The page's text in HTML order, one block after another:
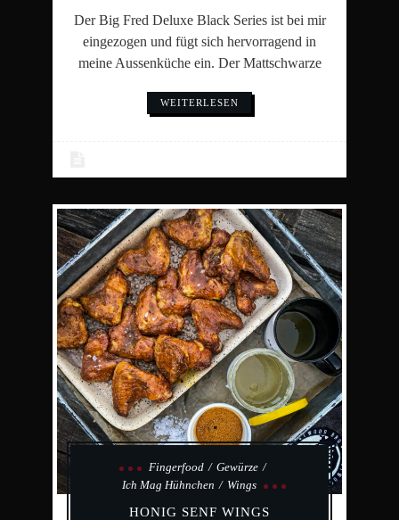
Der Big Fred Deluxe Black Series ist bei mir
eingezogen und fügt sich hervorragend in
meine Aussenküche ein. Der Mattschwarze
WEITERLESEN
Fingerfood
Gewürze
Ich Mag Hühnchen
Wings
HONIG SENF WINGS